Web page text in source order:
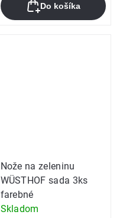
Do košíka
Nože na zeleninu
WÜSTHOF sada 3ks
farebné
Skladom